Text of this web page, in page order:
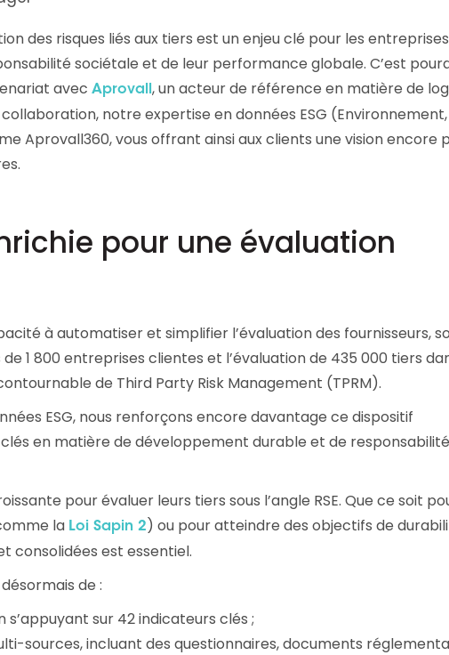
les
notre évaluation EcoVadis.
Consulter le rapport
des risques liés aux tiers est un enjeu clé pour les entreprises
sociétale et de leur performance globale. C’est
avec Aprovall , un acteur de référence en matière de
notre expertise en données ESG
Aprovall360, vous offrant ainsi aux clients une vision encore
pour une évaluation
à automatiser et simplifier l’évaluation des fournisseurs,
1 800 entreprises clientes et l’évaluation de 435 000 tiers
de Third Party Risk Management (TPRM).
ESG, nous renforçons encore davantage ce dispositif
en matière de développement durable et de responsabilité
pour évaluer leurs tiers sous l’angle RSE. Que ce soit
la Loi Sapin 2) ou pour atteindre des objectifs de
consolidées est essentiel.
de :
sur 42 indicateurs clés ;
sources, incluant des questionnaires, documents